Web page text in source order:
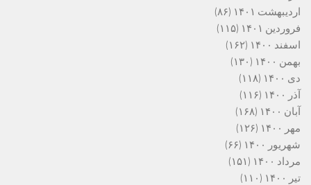
اردیبهشت ۱۴۰۱
(۸۶)
فروردین ۱۴۰۱
(۱۱۵)
اسفند ۱۴۰۰
(۱۶۲)
بهمن ۱۴۰۰
(۱۳۰)
دی ۱۴۰۰
(۱۱۸)
آذر ۱۴۰۰
(۱۱۶)
آبان ۱۴۰۰
(۱۶۸)
مهر ۱۴۰۰
(۱۲۶)
شهریور ۱۴۰۰
(۶۶)
مرداد ۱۴۰۰
(۱۵۱)
تیر ۱۴۰۰
(۱۱۰)